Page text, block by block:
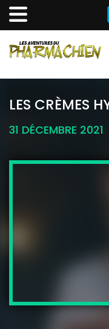
au
principal
LES CRÈMES
31 DÉCEMBRE 2021